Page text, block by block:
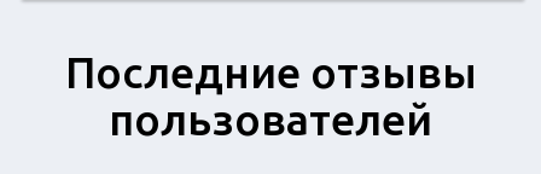
Последние отзывы
пользователей